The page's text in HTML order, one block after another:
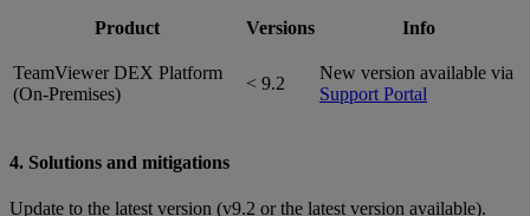
Product Versions Info
TeamViewer DEX Platform
(On-Premises)
< 9.2
New version available via
Support Portal
4. Solutions and mitigations
Update to the latest version (v9.2 or the latest version available).